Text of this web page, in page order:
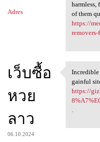
Adres
harmless,
of them
https://
removers-
เว็บซื้อ
หวย
ลาว
06.10.2024
Incredible
gainful
https://